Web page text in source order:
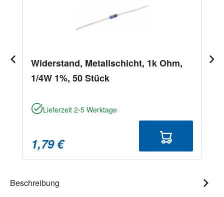
Widerstand, Metallschicht, 1k Ohm,
1/4W 1%, 50 Stück
Lieferzeit 2-5 Werktage
1,79 €
Beschreibung